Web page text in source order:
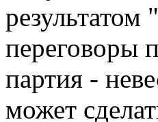
переговоры
партия -
может